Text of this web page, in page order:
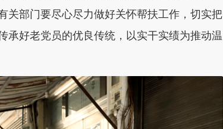
关部门要尽心尽力做好关怀帮扶工作，切实把
承好老党员的优良传统，以实干实绩为推动温